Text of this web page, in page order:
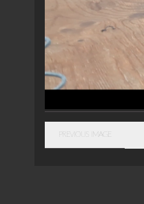
PREVIOUS IMAGE